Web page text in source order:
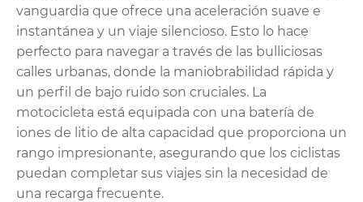
vanguardia que ofrece una aceleración suave e
instantánea y un viaje silencioso. Esto lo hace
perfecto para navegar a través de las bulliciosas
calles urbanas, donde la maniobrabilidad rápida y
un perfil de bajo ruido son cruciales. La
motocicleta está equipada con una batería de
iones de litio de alta capacidad que proporciona un
rango impresionante, asegurando que los ciclistas
puedan completar sus viajes sin la necesidad de
una recarga frecuente.